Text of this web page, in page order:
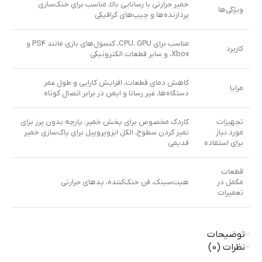
ویژگی‌ها
خمیر حرارتی با رسانایی بالا، مناسب برای خنک‌سازی
پردازنده‌ها و چیپ‌های گرافیکی
کاربرد
مناسب برای CPU، GPU، کنسول‌های بازی مانند PS4 و
Xbox، و سایر قطعات الکترونیکی
مزایا
کاهش دمای قطعات، افزایش کارایی و طول عمر
دستگاه‌ها، غیر رسانا و ایمن در برابر اتصال کوتاه
تجهیزات
مورد نیاز
برای استفاده
کاردک مخصوص برای پخش خمیر، پارچه بدون پرز برای
تمیز کردن سطوح، الکل ایزوپروپیل برای پاک‌سازی خمیر
قدیمی
قطعات
مکمل در
تعمیرات
هیت‌سینک، فن خنک‌کننده، پدهای حرارتی
توضیحات
نظرات (0)